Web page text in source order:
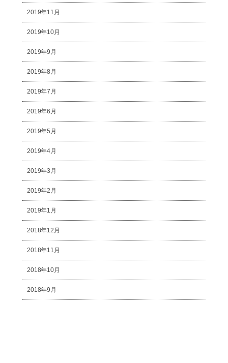
2019年11月
2019年10月
2019年9月
2019年8月
2019年7月
2019年6月
2019年5月
2019年4月
2019年3月
2019年2月
2019年1月
2018年12月
2018年11月
2018年10月
2018年9月